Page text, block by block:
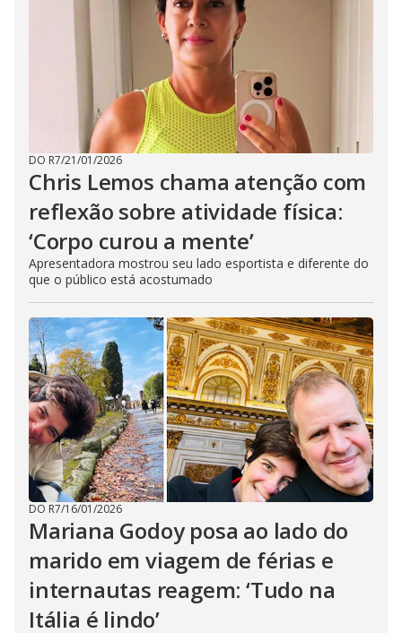
DO R7/21/01/2026
Chris Lemos chama atenção com
reflexão sobre atividade física:
‘Corpo curou a mente’
Apresentadora mostrou seu lado esportista e diferente do
que o público está acostumado
DO R7/16/01/2026
Mariana Godoy posa ao lado do
marido em viagem de férias e
internautas reagem: ‘Tudo na
Itália é lindo’